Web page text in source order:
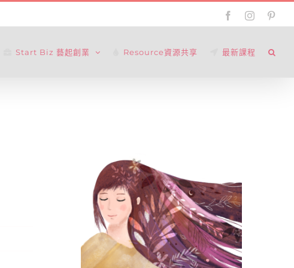
FacebookInstagram
Start Biz 藝起創業 Resource資源共享 最新課程